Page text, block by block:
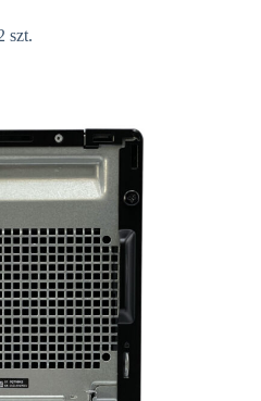
szt.